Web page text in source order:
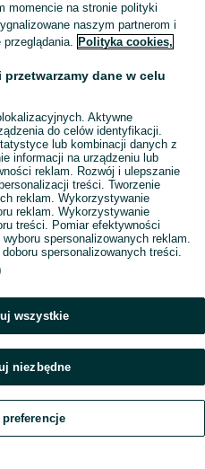
Dodaj Czat Konto
momencie na stronie polityki
naszym partnerom i
przeglądania. Polityka cookies,
przetwarzamy dane w celu
Aktywne
do celów identyfikacji.
lub kombinacji danych z
informacji na urządzeniu lub
reklam. Rozwój i ulepszanie
treści. Tworzenie
reklam. Wykorzystywanie
reklam. Wykorzystywanie
treści. Pomiar efektywności
spersonalizowanych reklam.
spersonalizowanych treści.
wszystkie
niezbędne
preferencje